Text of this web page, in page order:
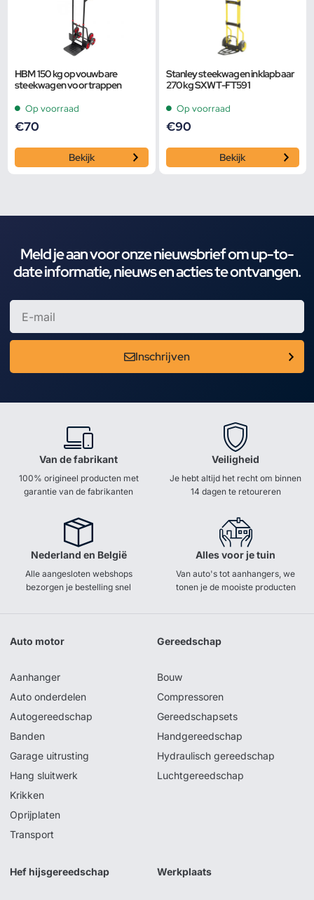
HBM 150 kg opvouwbare
steekwagen voor trappen
Op voorraad
€70
Bekijk
Stanley steekwagen inklapbaar
270 kg SXWT-FT591
Op voorraad
€90
Bekijk
Meld je aan voor onze nieuwsbrief om up-to-
date informatie, nieuws en acties te ontvangen.
Inschrijven
Van de fabrikant
100% origineel producten met
garantie van de fabrikanten
Veiligheid
Je hebt altijd het recht om binnen
14 dagen te retoureren
Nederland en België
Alle aangesloten webshops
bezorgen je bestelling snel
Alles voor je tuin
Van auto's tot aanhangers, we
tonen je de mooiste producten
Auto motor
Aanhanger
Auto onderdelen
Autogereedschap
Banden
Garage uitrusting
Hang sluitwerk
Krikken
Oprijplaten
Transport
Gereedschap
Bouw
Compressoren
Gereedschapsets
Handgereedschap
Hydraulisch gereedschap
Luchtgereedschap
Hef hijsgereedschap Werkplaats